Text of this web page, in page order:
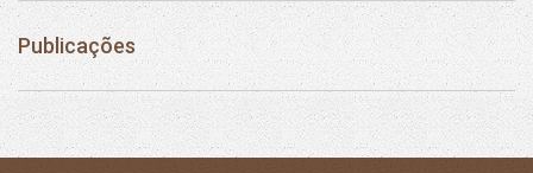
Publicações